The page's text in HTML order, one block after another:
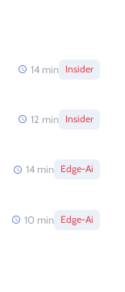
14 min Insider
12 min Insider
14 min Edge-Ai
10 min Edge-Ai